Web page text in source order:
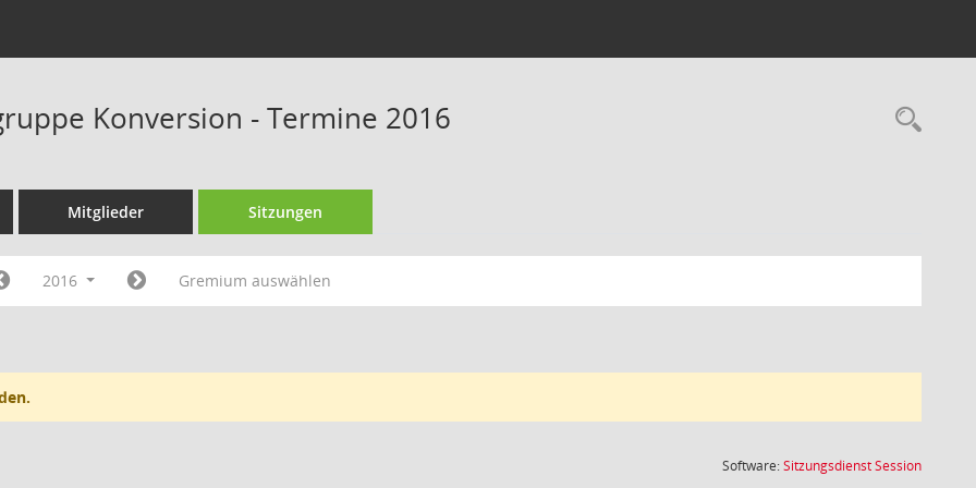
Konversion - Termine 2016
Mitglieder Sitzungen
2016 Gremium auswählen
Software:SitzungsdienstSession(Wird in